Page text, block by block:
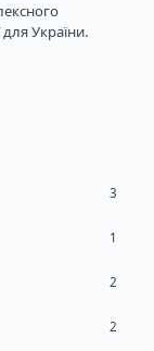
України.
3
1
2
2